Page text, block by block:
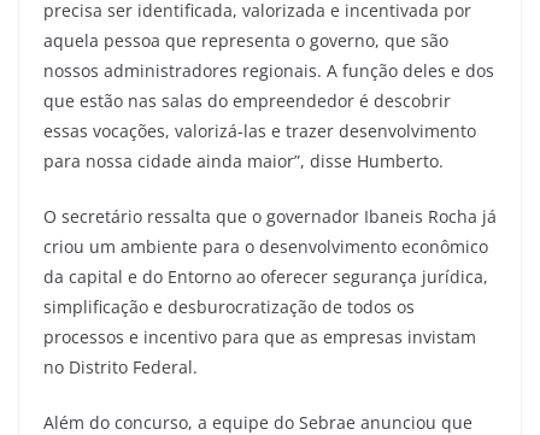
precisa ser identificada, valorizada e incentivada por
aquela pessoa que representa o governo, que são
nossos administradores regionais. A função deles e dos
que estão nas salas do empreendedor é descobrir
essas vocações, valorizá-las e trazer desenvolvimento
para nossa cidade ainda maior”, disse Humberto.
O secretário ressalta que o governador Ibaneis Rocha já
criou um ambiente para o desenvolvimento econômico
da capital e do Entorno ao oferecer segurança jurídica,
simplificação e desburocratização de todos os
processos e incentivo para que as empresas invistam
no Distrito Federal.
Além do concurso, a equipe do Sebrae anunciou que